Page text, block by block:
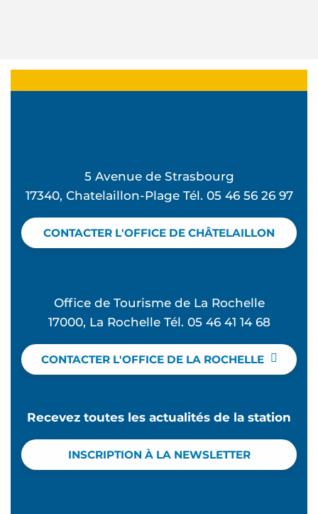
5 Avenue de Strasbourg
17340, Chatelaillon-Plage Tél. 05 46 56 26 97
CONTACTER L'OFFICE DE CHÂTELAILLON
Office de Tourisme de La Rochelle
17000, La Rochelle Tél. 05 46 41 14 68
CONTACTER L'OFFICE DE LA ROCHELLE
Recevez toutes les actualités de la station
INSCRIPTION À LA NEWSLETTER